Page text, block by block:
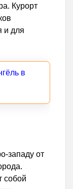
Курорт
и для
в
западу от
собой